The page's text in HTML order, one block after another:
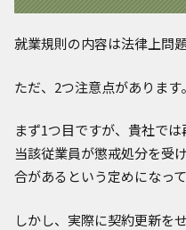
就業規則の内容は法律上問
ただ、2つ注意点があります。
まず1つ目ですが、貴社では
当該従業員が懲戒処分を受
合があるという定めになって
しかし、実際に契約更新を